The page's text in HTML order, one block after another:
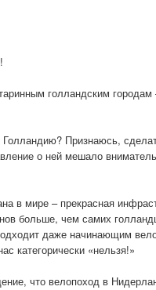
голландским городам
Признаюсь,
о ней мешало
в мире – прекрасная
больше, чем самих
даже начинающим
категорически «нельзя!»
что велопоход в